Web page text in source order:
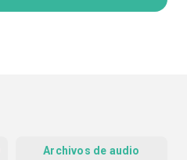
Archivos de audio